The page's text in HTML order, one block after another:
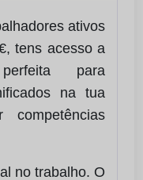
ativos
tens acesso a
para
na tua
competências
no trabalho. O